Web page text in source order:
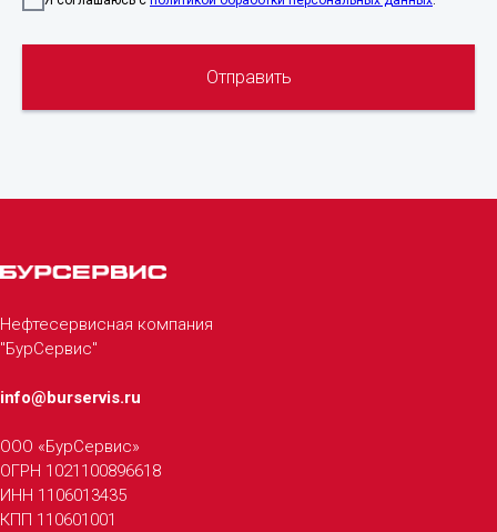
Отправить
Нефтесервисная компания
"БурСервис"
info@burservis.ru
ООО «БурСервис»
ОГРН 1021100896618
ИНН 1106013435
КПП 110601001